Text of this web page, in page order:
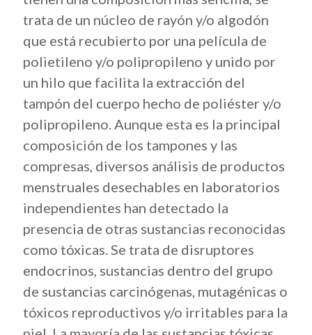
trata de un núcleo de rayón y/o algodón
que está recubierto por una película de
polietileno y/o polipropileno y unido por
un hilo que facilita la extracción del
tampón del cuerpo hecho de poliéster y/o
polipropileno. Aunque esta es la principal
composición de los tampones y las
compresas, diversos análisis de productos
menstruales desechables en laboratorios
independientes han detectado la
presencia de otras sustancias reconocidas
como tóxicas. Se trata de disruptores
endocrinos, sustancias dentro del grupo
de sustancias carcinógenas, mutagénicas o
tóxicos reproductivos y/o irritables para la